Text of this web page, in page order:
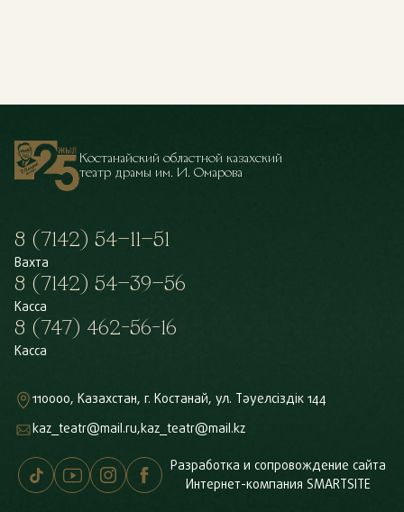
Костанайский областной казахский
театр драмы им. И. Омарова
8 (7142) 54–11–51
Вахта
8 (7142) 54–39–56
Касса
8 (747) 462-56-16
Касса
110000, Казахстан, г. Костанай, ул. Тәуелсіздік 144
kaz_teatr@mail.ru,kaz_teatr@mail.kz
Разработка и сопровождение сайта
Интернет-компания SMARTSITE